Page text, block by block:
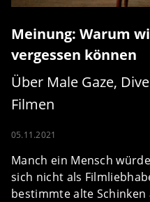
Meinung: Warum
vergessen können
Über Male Gaze,
Filmen
05.11.2021
Manch ein Mensch
sich nicht als
bestimmte alte